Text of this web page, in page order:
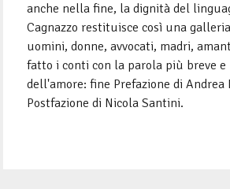
anche nella fine, la dignità del
Cagnazzo restituisce così una
uomini, donne, avvocati, madri,
fatto i conti con la parola più breve
dell'amore: fine Prefazione di Andrea
Postfazione di Nicola Santini.